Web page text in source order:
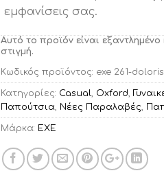
εμφανίσεις σας.
Αυτό το προϊόν είναι
στιγμή.
Κωδικός προϊόντος: exe 261-
Κατηγορίες: Casual, Oxford,
Παπούτσια, Νέες Παραλαβές,
Μάρκα: EXE